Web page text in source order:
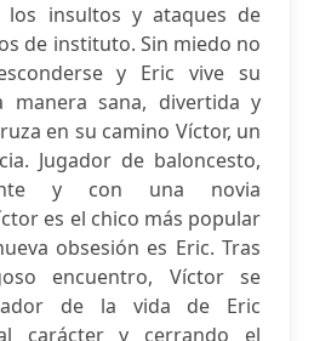
los insultos y ataques de
de instituto. Sin miedo no
y Eric vive su
manera sana, divertida y
en su camino Víctor, un
Jugador de baloncesto,
y con una novia
es el chico más popular
obsesión es Eric. Tras
encuentro, Víctor se
de la vida de Eric
carácter y cerrando el